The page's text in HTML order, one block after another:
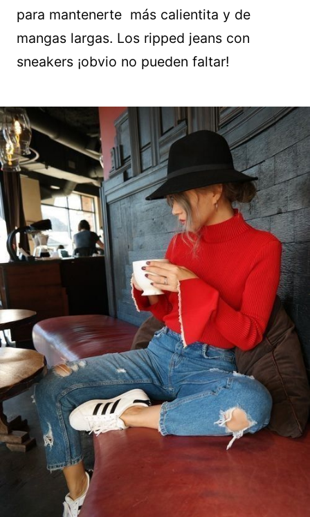
para mantenerte más calientita y de
mangas largas. Los ripped jeans con
sneakers ¡obvio no pueden faltar!